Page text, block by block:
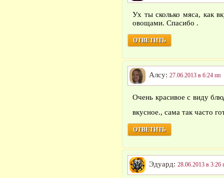
Ух ты сколько мяса, как
овощами. Спасибо .
ОТВЕТИТЬ
Алсу: 27.06.2013 в 6:24 пп
Очень красивое с виду
вкусное., сама так часто
ОТВЕТИТЬ
Эдуард: 28.06.2013 в 3:26